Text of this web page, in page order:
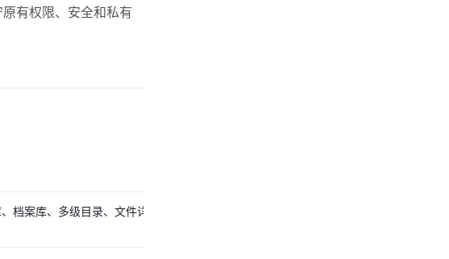
有权限、安全和私有
档案库、多级目录、文件详情、标